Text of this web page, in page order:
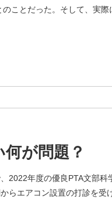
ことだった。そして、実際
が問題？
2022年度の優良PTA文部科
らエアコン設置の打診を受